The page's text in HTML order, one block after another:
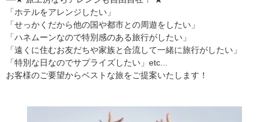
「ホテルをアレンジしたい」
「せっかくだから他の国や都市との周遊をしたい」
「ハネムーンなので特別感のある旅行がしたい」
「遠くに住むお友だちや家族と合流して一緒に旅行がしたい」
「特別な日なのでサプライズしたい」etc...
お客様のご要望からベストな旅をご提案いたします！